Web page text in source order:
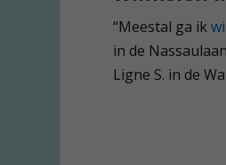
“Meestal ga ik
in de
Ligne S. in de